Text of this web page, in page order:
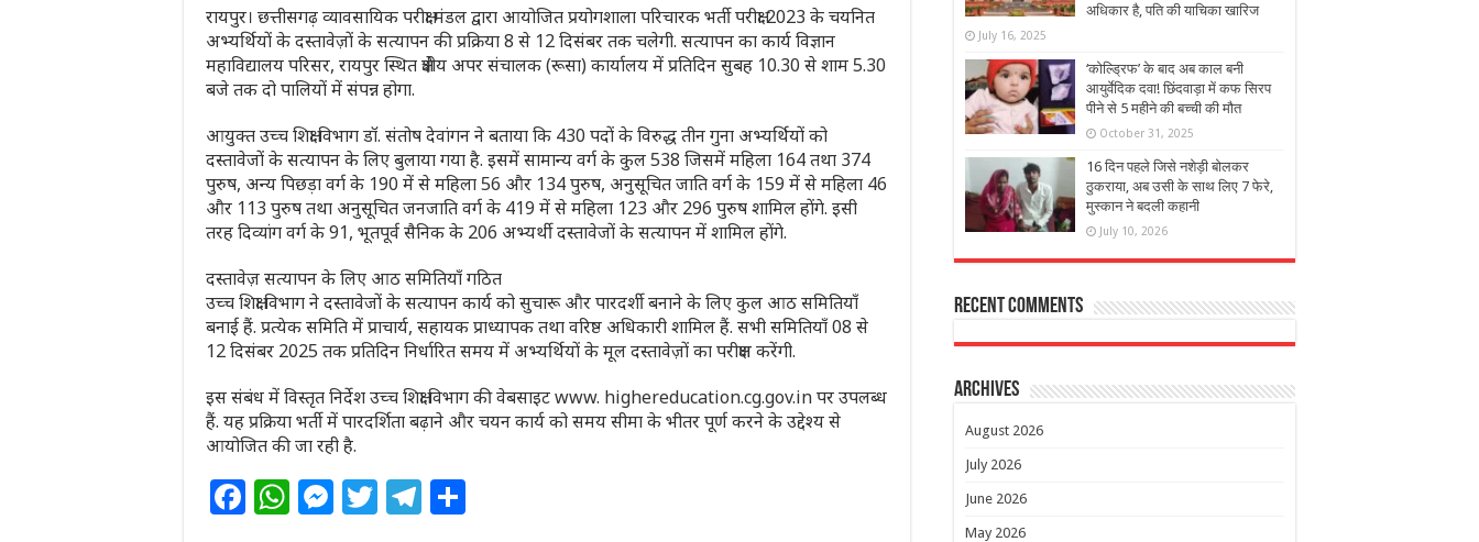
रायपुर। छत्तीसगढ़ व्यावसायिक परीक्षा मंडल द्वारा आयोजित प्रयोगशाला परिचारक भर्ती परीक्षा 2023 के चयनित
अभ्यर्थियों के दस्तावेज़ों के सत्यापन की प्रक्रिया 8 से 12 दिसंबर तक चलेगी. सत्यापन का कार्य विज्ञान
महाविद्यालय परिसर, रायपुर स्थित क्षेत्रीय अपर संचालक (रूसा) कार्यालय में प्रतिदिन सुबह 10.30 से शाम 5.30
बजे तक दो पालियों में संपन्न होगा.
आयुक्त उच्च शिक्षा विभाग डॉ. संतोष देवांगन ने बताया कि 430 पदों के विरुद्ध तीन गुना अभ्यर्थियों को
दस्तावेजों के सत्यापन के लिए बुलाया गया है. इसमें सामान्य वर्ग के कुल 538 जिसमें महिला 164 तथा 374
पुरुष, अन्य पिछड़ा वर्ग के 190 में से महिला 56 और 134 पुरुष, अनुसूचित जाति वर्ग के 159 में से महिला 46
और 113 पुरुष तथा अनुसूचित जनजाति वर्ग के 419 में से महिला 123 और 296 पुरुष शामिल होंगे. इसी
तरह दिव्यांग वर्ग के 91, भूतपूर्व सैनिक के 206 अभ्यर्थी दस्तावेजों के सत्यापन में शामिल होंगे.
दस्तावेज़ सत्यापन के लिए आठ समितियाँ गठित
उच्च शिक्षा विभाग ने दस्तावेजों के सत्यापन कार्य को सुचारू और पारदर्शी बनाने के लिए कुल आठ समितियाँ
बनाई हैं. प्रत्येक समिति में प्राचार्य, सहायक प्राध्यापक तथा वरिष्ठ अधिकारी शामिल हैं. सभी समितियाँ 08 से
12 दिसंबर 2025 तक प्रतिदिन निर्धारित समय में अभ्यर्थियों के मूल दस्तावेज़ों का परीक्षण करेंगी.
इस संबंध में विस्तृत निर्देश उच्च शिक्षा विभाग की वेबसाइट www. highereducation.cg.gov.in पर उपलब्ध
हैं. यह प्रक्रिया भर्ती में पारदर्शिता बढ़ाने और चयन कार्य को समय सीमा के भीतर पूर्ण करने के उद्देश्य से
आयोजित की जा रही है.
F W M T T
अधिकार है, पति की याचिका खारिज
July 16, 2025
‘कोल्ड्रिफ’ के बाद अब काल बनी
आयुर्वेदिक दवा! छिंदवाड़ा में कफ सिरप
पीने से 5 महीने की बच्ची की मौत
October 31, 2025
16 दिन पहले जिसे नशेड़ी बोलकर
ठुकराया, अब उसी के साथ लिए 7 फेरे,
मुस्कान ने बदली कहानी
July 10, 2026
Recent Comments
Archives
August 2026
July 2026
June 2026
May 2026